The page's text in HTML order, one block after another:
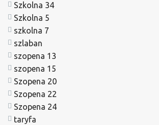
Szkolna 34
Szkolna 5
szkolna 7
szlaban
szopena 13
szopena 15
Szopena 20
Szopena 22
Szopena 24
taryfa